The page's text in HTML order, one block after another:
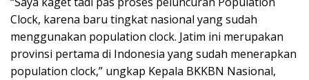
Clock, karena baru tingkat nasional yang sudah
menggunakan population clock. Jatim ini merupakan
provinsi pertama di Indonesia yang sudah menerapkan
population clock,” ungkap Kepala BKKBN Nasional,